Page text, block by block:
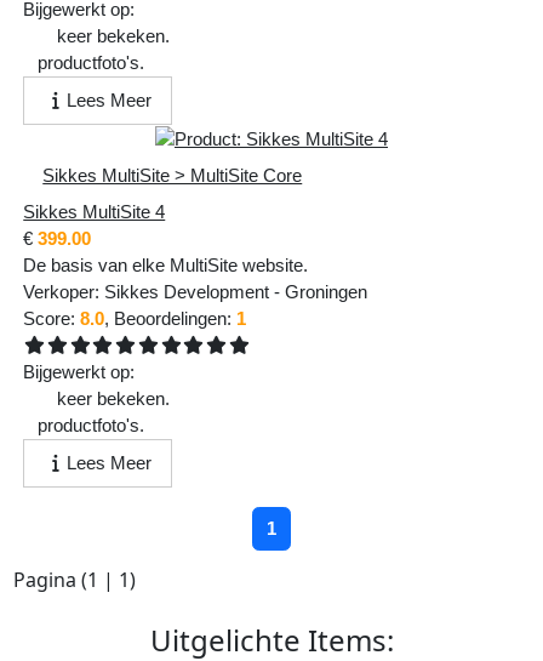
Bijgewerkt op:
keer bekeken.
productfoto's.
Lees Meer
Sikkes MultiSite > MultiSite Core
Sikkes MultiSite 4
€399.00
De basis van elke MultiSite website.
Verkoper: Sikkes Development -Groningen
Score:8.0, Beoordelingen: 1
Bijgewerkt op:
keer bekeken.
productfoto's.
Lees Meer
1
Pagina (1 | 1)
Uitgelichte Items: